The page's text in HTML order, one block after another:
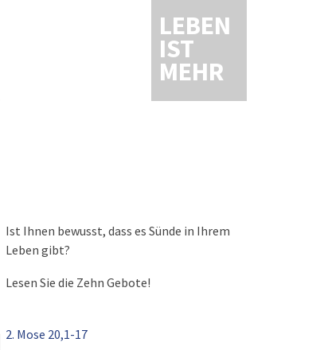
LEBEN
IST
MEHR
Ist Ihnen bewusst, dass es Sünde in Ihrem
Leben gibt?
Lesen Sie die Zehn Gebote!
2. Mose 20,1-17